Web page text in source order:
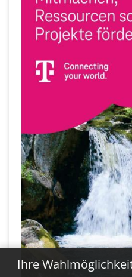
Ihre